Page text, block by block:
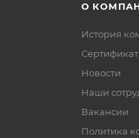
О
История
Новости
Наши
Вакансии
Политика